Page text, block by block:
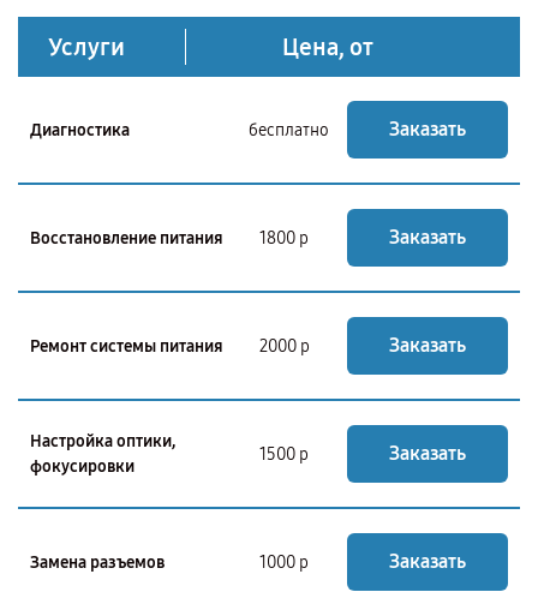
Услуги Цена, от
Диагностика бесплатно Заказать
Восстановление питания 1800 р Заказать
Ремонт системы питания 2000 р Заказать
Настройка оптики,
фокусировки
1500 р Заказать
Замена разъемов 1000 р Заказать